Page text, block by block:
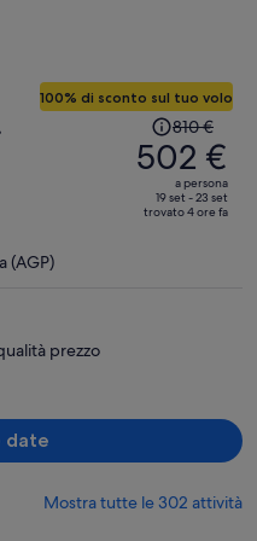
100% di sconto sul tuo volo
prezzo
era
810 €,
ora
810 €
502 €
a persona
19 set - 23 set
trovato 4 ore fa
(AGP)
Hotel ben curato. Ottimo rapporto qualità prezzo
date
Mostra tutte le 302 attività